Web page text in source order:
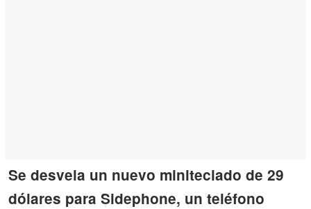
Se desvela un nuevo miniteclado de 29
dólares para Sidephone, un teléfono